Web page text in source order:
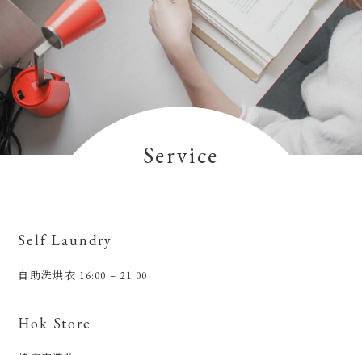
Service
Self Laundry
自助洗烘衣 16:00 – 21:00
Hok Store